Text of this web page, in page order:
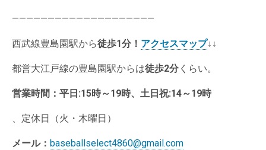
————————————————————
西武線豊島園駅から徒歩1分 ！ アクセスマップ↓↓
都営大江戸線の豊島園駅からは徒歩2分 くらい。
営業時間： 平日:15時～19時、土日祝:14～19時
、定休日（火・木曜日）
メール： baseballselect4860@gmail.com